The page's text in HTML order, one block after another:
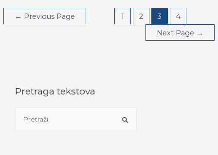
U
GRAĐEVINARSTVU?
pagination
← Previous Page 1 2 3
4
Next Page →
Pretraga tekstova